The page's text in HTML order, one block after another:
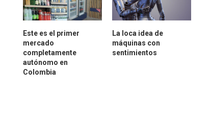
Este es el primer
mercado
completamente
autónomo en
Colombia
La loca idea de
máquinas con
sentimientos